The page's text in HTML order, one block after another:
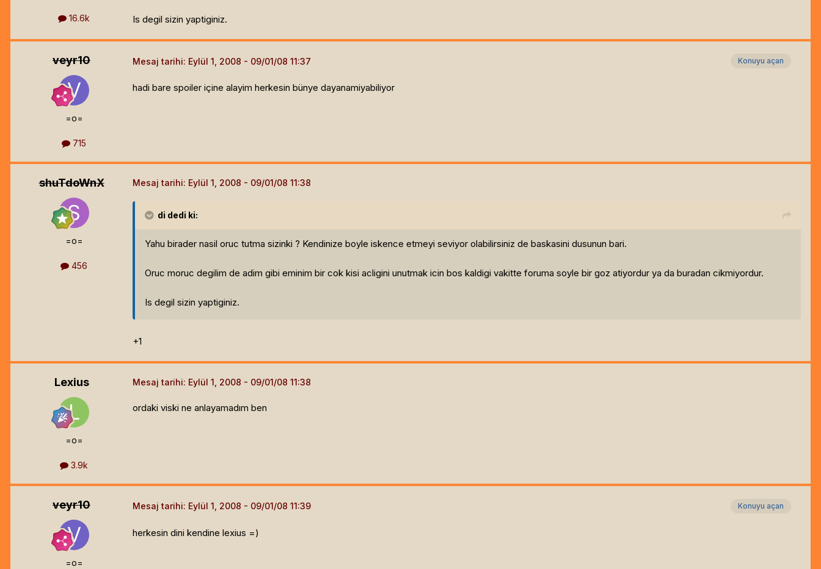
16.6k Is degil sizin yaptiginiz.
veyr10
=o=
715
Konuyu açan
Mesaj tarihi: Eylül 1, 2008
hadi bare spoiler içine alayim herkesin bünye dayanamiyabiliyor
shuTdoWnX
=o=
456
Mesaj tarihi: Eylül 1, 2008
di dedi ki:
Yahu birader nasil oruc tutma sizinki ? Kendinize boyle iskence etmeyi seviyor olabilirsiniz de baskasini dusunun bari.
Oruc moruc degilim de adim gibi eminim bir cok kisi acligini unutmak icin bos kaldigi vakitte foruma soyle bir goz atiyordur ya da buradan cikmiyordur.
Is degil sizin yaptiginiz.
+1
Lexius
=o=
3.9k
Mesaj tarihi: Eylül 1, 2008
ordaki viski ne anlayamadım ben
veyr10
=o=
Konuyu açan
Mesaj tarihi: Eylül 1, 2008
herkesin dini kendine lexius =)